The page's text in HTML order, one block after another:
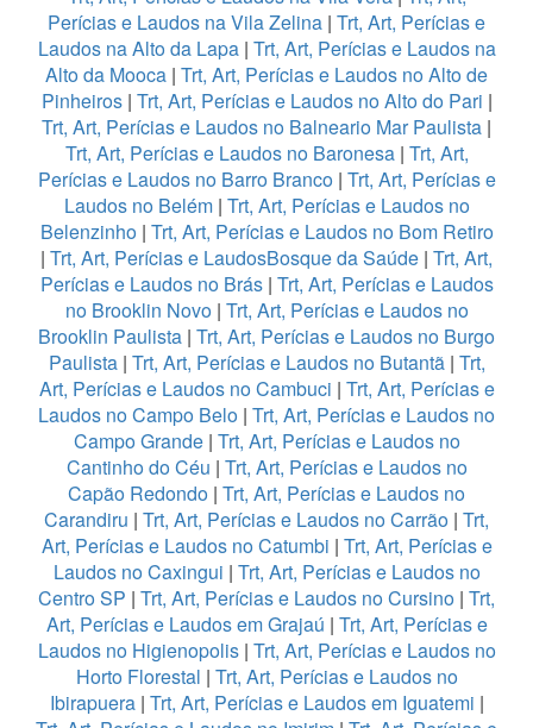
Perícias e Laudos na Vila Zelina | Trt, Art, Perícias e
Laudos na Alto da Lapa| Trt, Art, Perícias e Laudos na
Alto da Mooca | Trt, Art, Perícias e Laudos no Alto de
Pinheiros| Trt, Art, Perícias e Laudos no Alto do Pari |
Trt, Art, Perícias e Laudos no Balneario Mar Paulista |
Trt, Art, Perícias e Laudos no Baronesa| Trt, Art,
Perícias e Laudos no Barro Branco| Trt, Art, Perícias e
Laudos no Belém| Trt, Art, Perícias e Laudos no
Belenzinho| Trt, Art, Perícias e Laudos no Bom Retiro
| Trt, Art, Perícias e LaudosBosque da Saúde | Trt, Art,
Perícias e Laudos no Brás| Trt, Art, Perícias e Laudos
no Brooklin Novo| Trt, Art, Perícias e Laudos no
Brooklin Paulista | Trt, Art, Perícias e Laudos no Burgo
Paulista| Trt, Art, Perícias e Laudos no Butantã| Trt,
Art, Perícias e Laudos no Cambuci | Trt, Art, Perícias e
Laudos no Campo Belo | Trt, Art, Perícias e Laudos no
Campo Grande| Trt, Art, Perícias e Laudos no
Cantinho do Céu | Trt, Art, Perícias e Laudos no
Capão Redondo | Trt, Art, Perícias e Laudos no
Carandiru | Trt, Art, Perícias e Laudos no Carrão | Trt,
Art, Perícias e Laudos no Catumbi | Trt, Art, Perícias e
Laudos no Caxingui | Trt, Art, Perícias e Laudos no
Centro SP | Trt, Art, Perícias e Laudos no Cursino | Trt,
Art, Perícias e Laudos em Grajaú | Trt, Art, Perícias e
Laudos no Higienopolis| Trt, Art, Perícias e Laudos no
Horto Florestal | Trt, Art, Perícias e Laudos no
Ibirapuera| Trt, Art, Perícias e Laudos em Iguatemi |